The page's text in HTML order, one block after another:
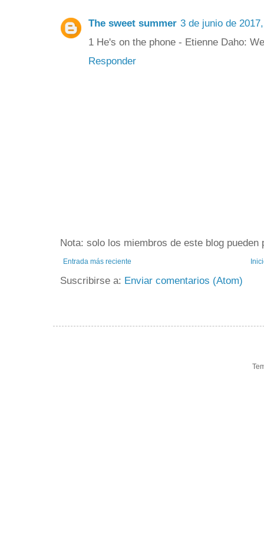
The sweet summer 3 de junio de
1 He's on the phone - Etienne Daho:
Responder
Nota: solo los miembros de este blog pueden
Entrada más reciente
Suscribirse a: Enviar comentarios (Atom)